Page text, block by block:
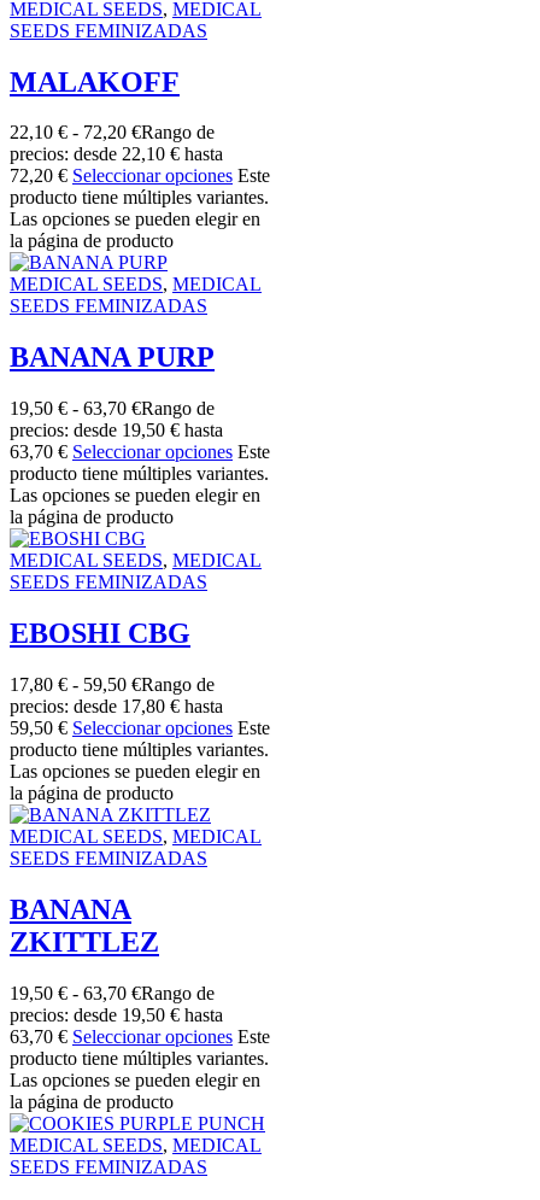
MEDICAL SEEDS, MEDICAL
SEEDS FEMINIZADAS
MALAKOFF
22,10 € - 72,20 €Rango de
precios: desde 22,10 € hasta
72,20 € Seleccionar opciones Este
producto tiene múltiples variantes.
Las opciones se pueden elegir en
la página de producto
MEDICAL SEEDS, MEDICAL
SEEDS FEMINIZADAS
BANANA PURP
19,50 € - 63,70 €Rango de
precios: desde 19,50 € hasta
63,70 € Seleccionar opciones Este
producto tiene múltiples variantes.
Las opciones se pueden elegir en
la página de producto
MEDICAL SEEDS, MEDICAL
SEEDS FEMINIZADAS
EBOSHI CBG
17,80 € - 59,50 €Rango de
precios: desde 17,80 € hasta
59,50 € Seleccionar opciones Este
producto tiene múltiples variantes.
Las opciones se pueden elegir en
la página de producto
MEDICAL SEEDS, MEDICAL
SEEDS FEMINIZADAS
BANANA
ZKITTLEZ
19,50 € - 63,70 €Rango de
precios: desde 19,50 € hasta
63,70 € Seleccionar opciones Este
producto tiene múltiples variantes.
Las opciones se pueden elegir en
la página de producto
MEDICAL SEEDS, MEDICAL
SEEDS FEMINIZADAS